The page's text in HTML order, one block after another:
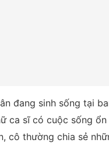
đang sinh sống tại
ca sĩ có cuộc sống
cô thường chia sẻ